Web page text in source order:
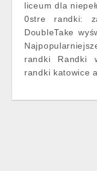
liceum dla
0stre randki:
DoubleTake
randki Randki
randki katowice